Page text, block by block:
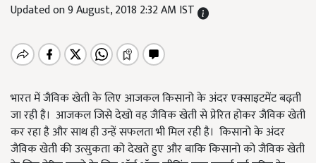
Updated on 9 August, 2018 2:32 AM IST
भारत में जैविक खेती के लिए आजकल किसानो के अंदर एक्साइटमेंट बढ़ती
जा रही है। आजकल जिसे देखो वह जैविक खेती से प्रेरित होकर जैविक खेती
कर रहा है और साथ ही उन्हें सफलता भी मिल रही है। किसानो के अंदर
जैविक खेती की उत्सुकता को देखते हुए और बाकि किसानो को जैविक खेती